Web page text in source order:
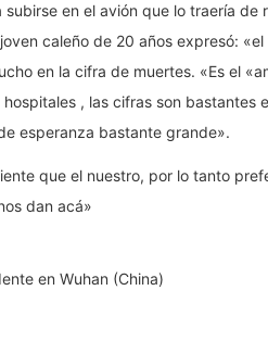
en el avión que lo traería de
caleño de 20 años expresó:
en la cifra de muertes. «Es el
, las cifras son bastantes
esperanza bastante grande».
que el nuestro, por lo tanto
dan acá»